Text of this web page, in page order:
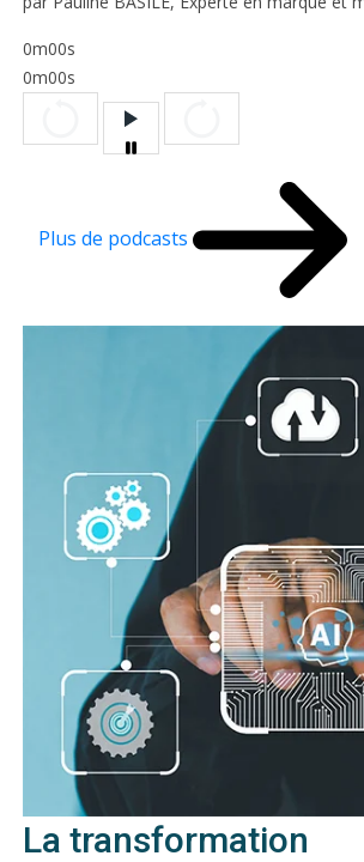
0m00s
0m00s
Plus de podcasts
La transformation